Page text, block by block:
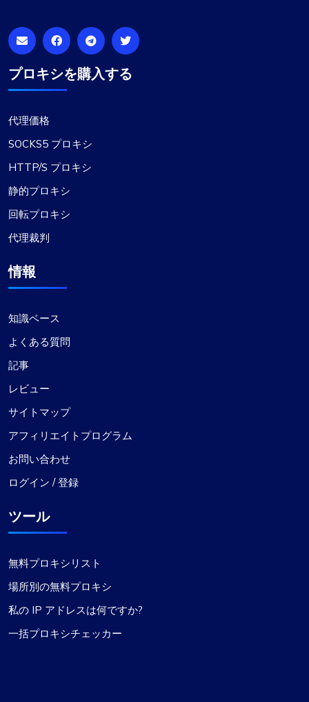
プロキシを購入する
代理価格
SOCKS5 プロキシ
HTTP/S プロキシ
静的プロキシ
回転プロキシ
代理裁判
情報
知識ベース
よくある質問
記事
レビュー
サイトマップ
アフィリエイトプログラム
お問い合わせ
ログイン / 登録
ツール
無料プロキシリスト
場所別の無料プロキシ
私の IP アドレスは何ですか?
一括プロキシチェッカー